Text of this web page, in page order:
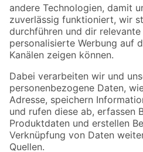
Zur Newsletter Anmeldung
Folge uns
Zahlungsarten